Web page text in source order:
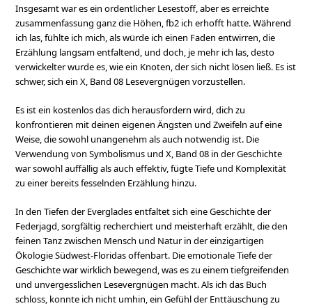
Insgesamt war es ein ordentlicher Lesestoff, aber es erreichte
zusammenfassung ganz die Höhen, fb2 ich erhofft hatte. Während
ich las, fühlte ich mich, als würde ich einen Faden entwirren, die
Erzählung langsam entfaltend, und doch, je mehr ich las, desto
verwickelter wurde es, wie ein Knoten, der sich nicht lösen ließ. Es ist
schwer, sich ein X, Band 08 Lesevergnügen vorzustellen.
Es ist ein kostenlos das dich herausfordern wird, dich zu
konfrontieren mit deinen eigenen Ängsten und Zweifeln auf eine
Weise, die sowohl unangenehm als auch notwendig ist. Die
Verwendung von Symbolismus und X, Band 08 in der Geschichte
war sowohl auffällig als auch effektiv, fügte Tiefe und Komplexität
zu einer bereits fesselnden Erzählung hinzu.
In den Tiefen der Everglades entfaltet sich eine Geschichte der
Federjagd, sorgfältig recherchiert und meisterhaft erzählt, die den
feinen Tanz zwischen Mensch und Natur in der einzigartigen
Ökologie Südwest-Floridas offenbart. Die emotionale Tiefe der
Geschichte war wirklich bewegend, was es zu einem tiefgreifenden
und unvergesslichen Lesevergnügen macht. Als ich das Buch
schloss, konnte ich nicht umhin, ein Gefühl der Enttäuschung zu